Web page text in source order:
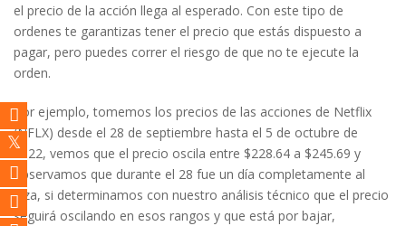
el precio de la acción llega al esperado. Con este tipo de
ordenes te garantizas tener el precio que estás dispuesto a
pagar, pero puedes correr el riesgo de que no te ejecute la
orden.
Por ejemplo, tomemos los precios de las acciones de Netflix
(NFLX) desde el 28 de septiembre hasta el 5 de octubre de
2022, vemos que el precio oscila entre $228.64 a $245.69 y
observamos que durante el 28 fue un día completamente al
alza, si determinamos con nuestro análisis técnico que el precio
seguirá oscilando en esos rangos y que está por bajar,